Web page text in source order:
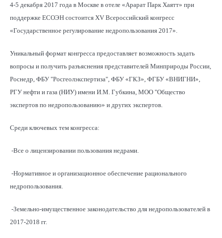
4-5 декабря 2017 года в Москве в отеле «Арарат Парк Хаятт» при
поддержке ЕСОЭН состоится ХV Всероссийский конгресс
«Государственное регулирование недропользования 2017».
Уникальный формат конгресса предоставляет возможность задать
вопросы и получить разъяснения представителей Минприроды России,
Роснедр, ФБУ "Росгеолэкспертиза", ФБУ «ГКЗ», ФГБУ «ВНИГНИ»,
РГУ нефти и газа (НИУ) имени И.М. Губкина, МОО "Общество
экспертов по недропользованию» и других экспертов.
Среди ключевых тем конгресса:
-Все о лицензировании пользования недрами.
-Нормативное и организационное обеспечение рационального
недропользования.
-Земельно-имущественное законодательство для недропользователей в
2017-2018 гг.